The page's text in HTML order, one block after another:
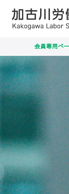
会員専用ペ